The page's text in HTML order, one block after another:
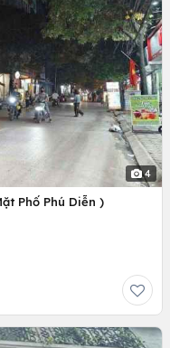
4
Phố Phú Diễn )